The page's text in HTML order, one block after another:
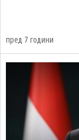
пред 7 години